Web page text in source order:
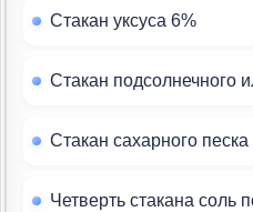
Стакан уксуса 6%
Стакан подсолнечного
Стакан сахарного песка
Четверть стакана соль